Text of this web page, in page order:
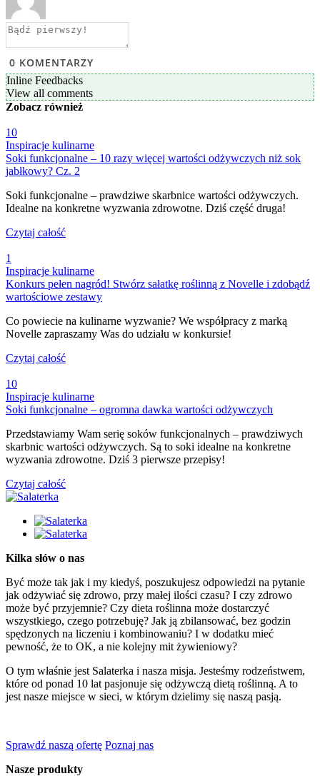
0 KOMENTARZY
Inline Feedbacks
View all comments
Zobacz również
10
Inspiracje kulinarne
Soki funkcjonalne – 10 razy więcej wartości odżywczych niż sok
jabłkowy? Cz. 2
Soki funkcjonalne – prawdziwe skarbnice wartości odżywczych.
Idealne na konkretne wyzwania zdrowotne. Dziś część druga!
Czytaj całość
1
Inspiracje kulinarne
Konkurs pełen nagród! Stwórz sałatkę roślinną z Novelle i zdobądź
wartościowe zestawy
Co powiecie na kulinarne wyzwanie? We współpracy z marką
Novelle zapraszamy Was do udziału w konkursie!
Czytaj całość
10
Inspiracje kulinarne
Soki funkcjonalne – ogromna dawka wartości odżywczych
Przedstawiamy Wam serię soków funkcjonalnych – prawdziwych
skarbnic wartości odżywczych. Są to soki idealne na konkretne
wyzwania zdrowotne. Dziś 3 pierwsze przepisy!
Czytaj całość
Kilka słów o nas
Być może tak jak i my kiedyś, poszukujesz odpowiedzi na pytanie
jak odżywiać się zdrowo, przy małej ilości czasu? I czy zdrowo
może być przyjemnie? Czy dieta roślinna może dostarczyć
wszystkiego, czego potrzebuję? Jak ją zbilansować, bez godzin
spędzonych na liczeniu i kombinowaniu? I w dodatku mieć
pewność, że to OK, a nie kolejny mit żywieniowy?
O tym właśnie jest Salaterka i nasza misja. Jesteśmy rodzeństwem,
które od ponad 10 lat pasjonuje się odżywczą dietą roślinną. A to
jest nasze miejsce w sieci, w którym dzielimy się naszą pasją.
Sprawdź naszą ofertę Poznaj nas
Nasze produkty